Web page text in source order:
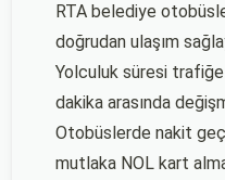
RTA belediye
doğrudan ulaşım
Yolculuk süresi
dakika arasında
Otobüslerde nakit
mutlaka NOL kart